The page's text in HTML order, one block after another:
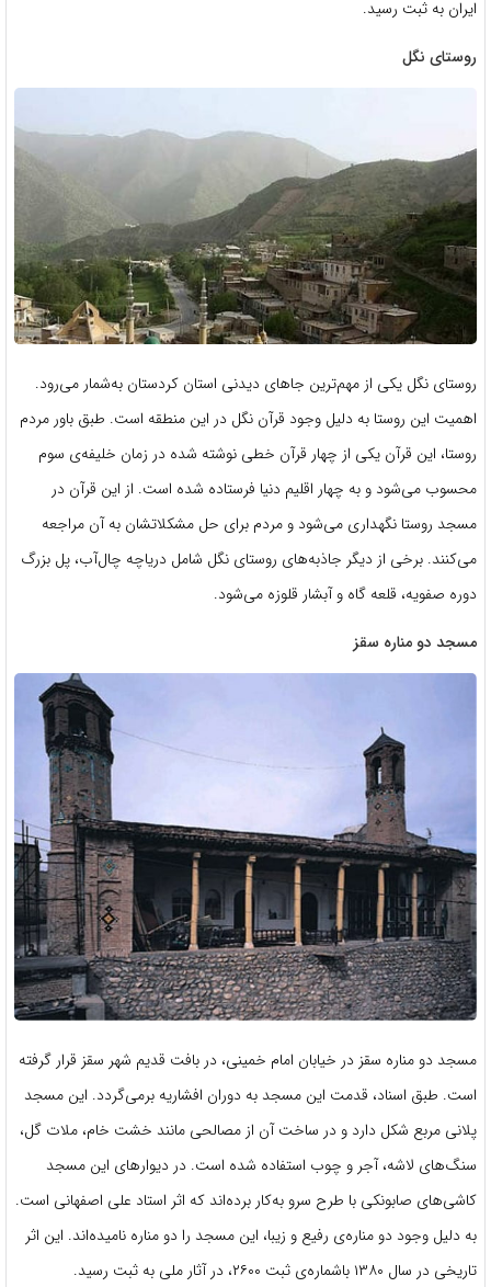
ایران به ثبت رسید.
روستای نگل
روستای نگل یکی از مهم‌ترین جاهای دیدنی استان کردستان به‌شمار می‌رود.
اهمیت این روستا به دلیل وجود قرآن نگل در این منطقه است. طبق باور مردم
روستا، این قرآن یکی از چهار قرآن خطی نوشته شده در زمان خلیفه‌ی سوم
محسوب می‌شود و به چهار اقلیم دنیا فرستاده شده است. از این قرآن در
مسجد روستا نگهداری می‌شود و مردم برای حل مشکلاتشان به آن مراجعه
می‌کنند. برخی از دیگر جاذبه‌های روستای نگل شامل دریاچه چال‌آب، پل بزرگ
دوره صفویه، قلعه گاه و آبشار قلوزه می‌شود.
مسجد دو مناره سقز
مسجد دو مناره سقز در خیابان امام خمینی، در بافت قدیم شهر سقز قرار گرفته
است. طبق اسناد، قدمت این مسجد به دوران افشاریه برمی‌گردد. این مسجد
پلانی مربع شکل دارد و در ساخت آن از مصالحی مانند خشت خام، ملات گل،
سنگ‌های لاشه، آجر و چوب استفاده شده است. در دیوارهای این مسجد
کاشی‌های صابونکی با طرح سرو به‌کار برده‌اند که اثر استاد علی اصفهانی است.
به دلیل وجود دو مناره‌ی رفیع و زیبا، این مسجد را دو مناره نامیده‌اند. این اثر
تاریخی در سال ۱۳۸۰ باشماره‌ی ثبت ۲۶۰۰، در آثار ملی به ثبت رسید.